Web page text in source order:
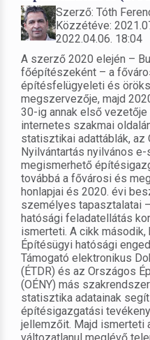
Szerző: Tóth
Közzétéve:
2022.04.06. 18:04
A szerző 2020 elején –
főépítészeként – a
építésfelügyeleti és
megszervezője, majd
30-ig annak első
internetes szakmai
statisztikai adattáblák, az
Nyilvántartás nyilvános
megismerhető
továbbá a fővárosi és
honlapjai és 2020. évi
személyes tapasztalatai
hatósági feladatellátás
ismerteti. A cikk
Építésügyi hatósági
Támogató elektronikus
(ÉTDR) és az Országos
(OÉNY) más
statisztika adatainak
építésigazgatási
jellemzőit. Majd ismerteti
változatlanul meglévő